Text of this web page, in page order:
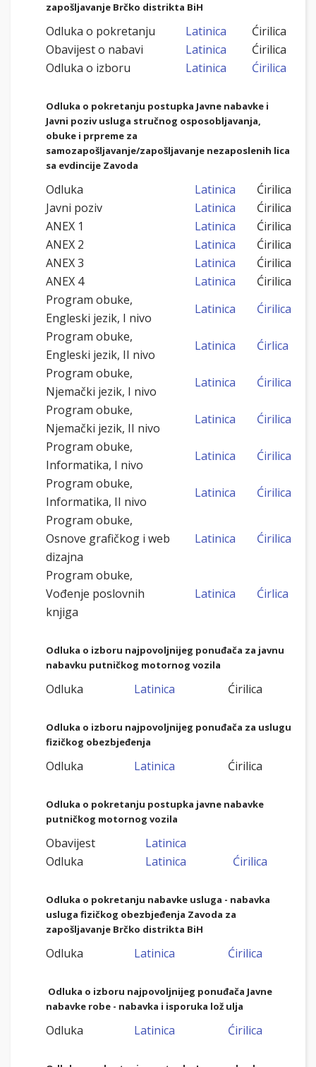
zapošljavanje Brčko distrikta BiH
Odluka o pokretanju Latinica
Ćirilica
Obavijest o nabavi
Latinica
Ćirilica
Odluka o izboru
Latinica Ćirilica
Odluka o pokretanju postupka Javne nabavke i
Javni poziv usluga stručnog osposobljavanja,
obuke i prpreme za
samozapošljavanje/zapošljavanje nezaposlenih lica
sa evdincije Zavoda
Odluka Latinica
Ćirilica
Javni poziv
Latinica
Ćirilica
ANEX 1
Latinica
Ćirilica
ANEX 2
Latinica
Ćirilica
ANEX 3
Latinica
Ćirilica
ANEX 4
Latinica
Ćirilica
Program obuke,
Engleski jezik, I nivo
Latinica
Ćirilica
Program obuke,
Engleski jezik, II nivo
Latinica
Ćirlica
Program obuke,
Njemački jezik, I nivo
Latinica
Ćirilica
Program obuke,
Njemački jezik, II nivo
Latinica
Ćirilica
Program obuke,
Informatika, I nivo
Latinica
Ćirilica
Program obuke,
Informatika, II nivo
Latinica
Ćirilica
Program obuke,
Osnove grafičkog i web
dizajna
Latinica Ćirilica
Program obuke,
Vođenje poslovnih
knjiga
Latinica Ćirlica
Odluka o izboru najpovoljnijeg ponuđača za javnu
nabavku putničkog motornog vozila
Odluka Latinica Ćirilica
Odluka o izboru najpovoljnijeg ponuđača za uslugu
fizičkog obezbjeđenja
Odluka Latinica Ćirilica
Odluka o pokretanju postupka javne nabavke
putničkog motornog vozila
Obavijest
Latinica
Odluka
Latinica Ćirilica
Odluka o pokretanju nabavke usluga - nabavka
usluga fizičkog obezbjeđenja Zavoda za
zapošljavanje Brčko distrikta BiH
Odluka Latinica Ćirilica
Odluka o izboru najpovoljnijeg ponuđača Javne
nabavke robe - nabavka i isporuka lož ulja
Odluka Latinica Ćirilica